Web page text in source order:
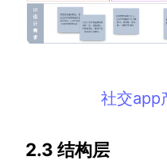
社交app
2.3 结构层